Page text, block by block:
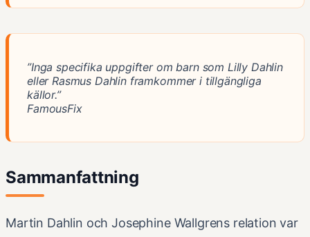
”Inga specifika uppgifter om barn som Lilly Dahlin
eller Rasmus Dahlin framkommer i tillgängliga
källor.”
FamousFix
Sammanfattning
Martin Dahlin och Josephine Wallgrens relation var